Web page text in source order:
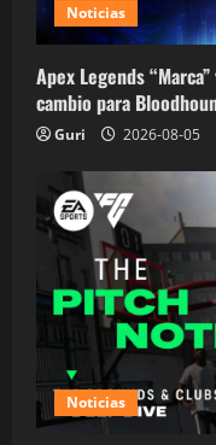
Noticias
Apex Legends
cambio para
Guri 2026-08-05
Noticias